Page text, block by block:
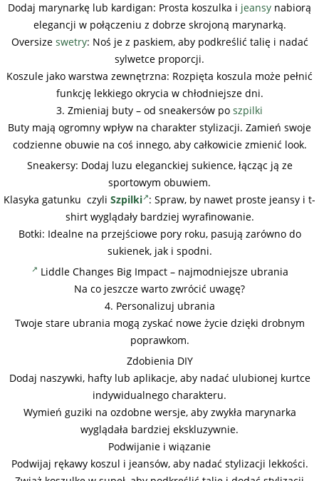
Dodaj marynarkę lub kardigan: Prosta koszulka i jeansy nabiorą
elegancji w połączeniu z dobrze skrojoną marynarką.
Oversize swetry: Noś je z paskiem, aby podkreślić talię i nadać
sylwetce proporcji.
Koszule jako warstwa zewnętrzna: Rozpięta koszula może pełnić
funkcję lekkiego okrycia w chłodniejsze dni.
3. Zmieniaj buty – od sneakersów po szpilki
Buty mają ogromny wpływ na charakter stylizacji. Zamień swoje
codzienne obuwie na coś innego, aby całkowicie zmienić look.
Sneakersy: Dodaj luzu eleganckiej sukience, łącząc ją ze
sportowym obuwiem.
Klasyka gatunku czyli Szpilki : Spraw, by nawet proste jeansy i t-
shirt wyglądały bardziej wyrafinowanie.
Botki: Idealne na przejściowe pory roku, pasują zarówno do
sukienek, jak i spodni.
Liddle Changes Big Impact – najmodniejsze ubrania
Na co jeszcze warto zwrócić uwagę?
4. Personalizuj ubrania
Twoje stare ubrania mogą zyskać nowe życie dzięki drobnym
poprawkom.
Zdobienia DIY
Dodaj naszywki, hafty lub aplikacje, aby nadać ulubionej kurtce
indywidualnego charakteru.
Wymień guziki na ozdobne wersje, aby zwykła marynarka
wyglądała bardziej ekskluzywnie.
Podwijanie i wiązanie
Podwijaj rękawy koszul i jeansów, aby nadać stylizacji lekkości.